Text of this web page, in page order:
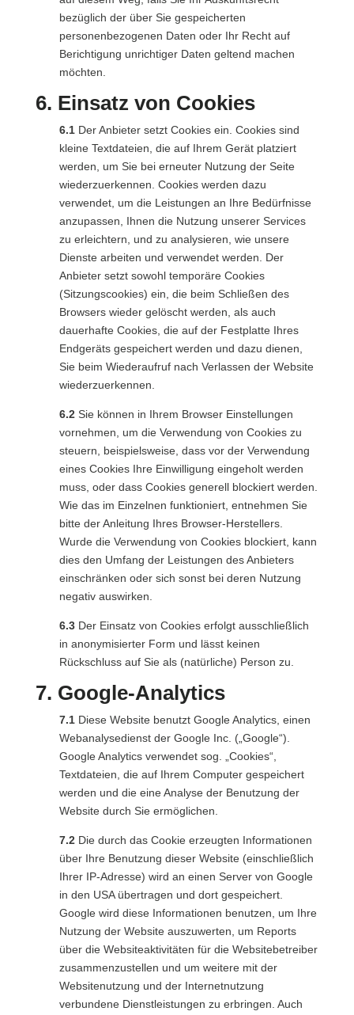
bezüglich der über Sie gespeicherten
personenbezogenen Daten oder Ihr Recht auf
Berichtigung unrichtiger Daten geltend machen
möchten.
6. Einsatz von Cookies
6.1Der Anbieter setzt Cookies ein. Cookies sind
kleine Textdateien, die auf Ihrem Gerät platziert
werden, um Sie bei erneuter Nutzung der Seite
wiederzuerkennen. Cookies werden dazu
verwendet, um die Leistungen an Ihre Bedürfnisse
anzupassen, Ihnen die Nutzung unserer Services
zu erleichtern, und zu analysieren, wie unsere
Dienste arbeiten und verwendet werden. Der
Anbieter setzt sowohl temporäre Cookies
(Sitzungscookies) ein, die beim Schließen des
Browsers wieder gelöscht werden, als auch
dauerhafte Cookies, die auf der Festplatte Ihres
Endgeräts gespeichert werden und dazu dienen,
Sie beim Wiederaufruf nach Verlassen der Website
wiederzuerkennen.
6.2Sie können in Ihrem Browser Einstellungen
vornehmen, um die Verwendung von Cookies zu
steuern, beispielsweise, dass vor der Verwendung
eines Cookies Ihre Einwilligung eingeholt werden
muss, oder dass Cookies generell blockiert werden.
Wie das im Einzelnen funktioniert, entnehmen Sie
bitte der Anleitung Ihres Browser-Herstellers.
Wurde die Verwendung von Cookies blockiert, kann
dies den Umfang der Leistungen des Anbieters
einschränken oder sich sonst bei deren Nutzung
negativ auswirken.
6.3Der Einsatz von Cookies erfolgt ausschließlich
in anonymisierter Form und lässt keinen
Rückschluss auf Sie als (natürliche) Person zu.
7. Google-Analytics
7.1Diese Website benutzt Google Analytics, einen
Webanalysedienst der Google Inc. („Google“).
Google Analytics verwendet sog. „Cookies“,
Textdateien, die auf Ihrem Computer gespeichert
werden und die eine Analyse der Benutzung der
Website durch Sie ermöglichen.
7.2Die durch das Cookie erzeugten Informationen
über Ihre Benutzung dieser Website (einschließlich
Ihrer IP-Adresse) wird an einen Server von Google
in den USA übertragen und dort gespeichert.
Google wird diese Informationen benutzen, um Ihre
Nutzung der Website auszuwerten, um Reports
über die Websiteaktivitäten für die Websitebetreiber
zusammenzustellen und um weitere mit der
Websitenutzung und der Internetnutzung
verbundene Dienstleistungen zu erbringen. Auch